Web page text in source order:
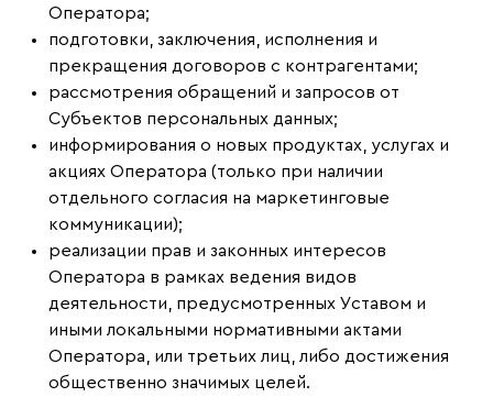
Оператора;
подготовки, заключения, исполнения и
прекращения договоров с контрагентами;
рассмотрения обращений и запросов от
Субъектов персональных данных;
информирования о новых продуктах, услугах и
акциях Оператора (только при наличии
отдельного согласия на маркетинговые
коммуникации);
реализации прав и законных интересов
Оператора в рамках ведения видов
деятельности, предусмотренных Уставом и
иными локальными нормативными актами
Оператора, или третьих лиц, либо достижения
общественно значимых целей.